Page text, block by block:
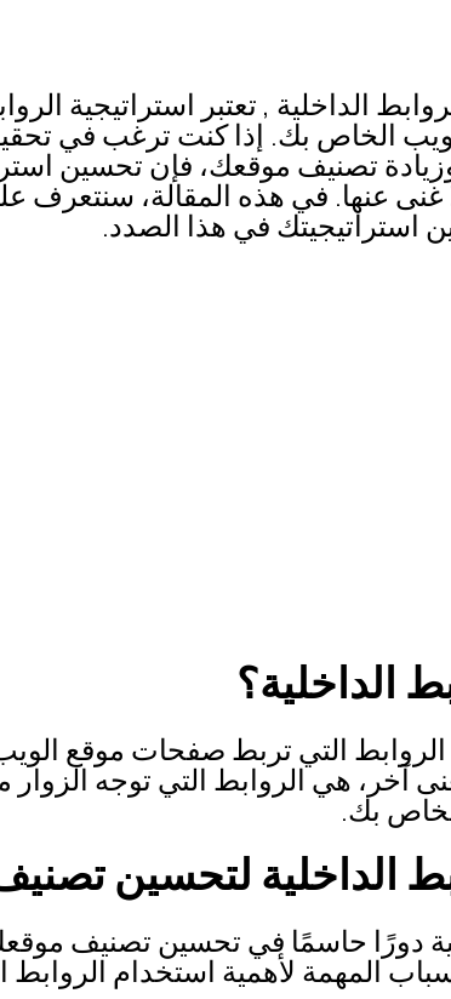
الداخلية , تعتبر استراتيجية
الخاص بك. إذا كنت ترغب في
تصنيف موقعك، فإن تحسين
غنى عنها. في هذه المقالة، سنتعرف
استراتيجيتك في هذا الصدد.
الروابط التي تربط صفحات موقع
آخر، هي الروابط التي توجه
بك.
دورًا حاسمًا في تحسين تصنيف
المهمة لأهمية استخدام الروابط